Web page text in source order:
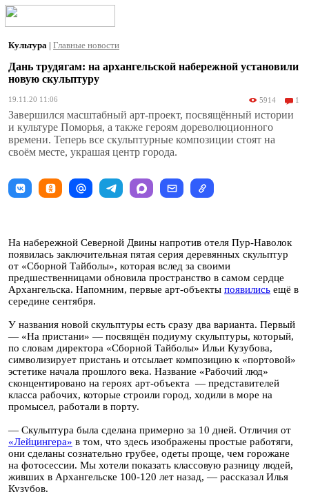
Культура | Главные новости
Дань трудягам: на архангельской набережной установили
новую скульптуру
19.11.20 11:06 5914 1
Завершился масштабный арт-проект, посвящённый истории
и культуре Поморья, а также героям дореволюционного
времени. Теперь все скульптурные композиции стоят на
своём месте, украшая центр города.
На набережной Северной Двины напротив отеля Пур-Наволок
появилась заключительная пятая серия деревянных скульптур
от «Сборной Тайболы», которая вслед за своими
предшественницами обновила пространство в самом сердце
Архангельска. Напомним, первые арт-объекты появились ещё в
середине сентября.
У названия новой скульптуры есть сразу два варианта. Первый
— «На пристани» — посвящён подиуму скульптуры, который,
по словам директора «Сборной Тайболы» Ильи Кузубова,
символизирует пристань и отсылает композицию к «портовой»
эстетике начала прошлого века. Название «Рабочий люд»
сконцентировано на героях арт-объекта — представителей
класса рабочих, которые строили город, ходили в море на
промысел, работали в порту.
— Скульптура была сделана примерно за 10 дней. Отличия от
«Лейцингера» в том, что здесь изображены простые работяги,
они сделаны сознательно грубее, одеты проще, чем горожане
на фотосессии. Мы хотели показать классовую разницу людей,
живших в Архангельске 100-120 лет назад, — рассказал Илья
Кузубов.